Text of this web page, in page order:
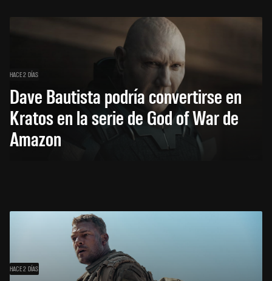
HACE 2 DÍAS
Dave Bautista podría convertirse en
Kratos en la serie de God of War de
Amazon
HACE 2 DÍAS